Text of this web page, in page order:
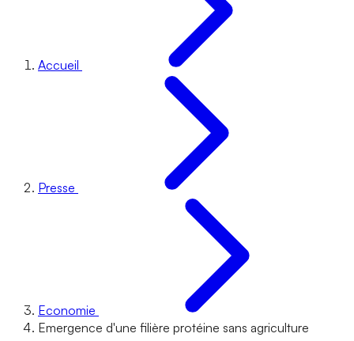
Accueil
Presse
Economie
Emergence d'une filière protéine sans agriculture